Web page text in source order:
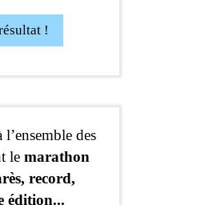
!
des
le marathon
record,
édition...